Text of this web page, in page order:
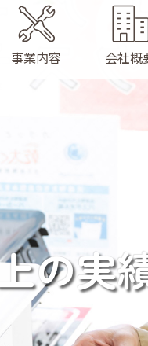
の実
寧
近
見積
事業内容
水回りのお仕事
リフォームのお仕事
マンション・アパート
のお仕事
会社概